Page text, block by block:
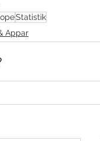
Statistik
Appar